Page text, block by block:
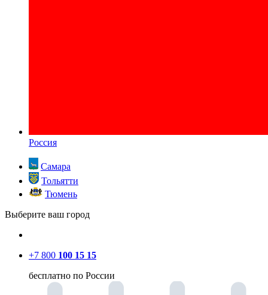
Россия
Самара
Тольятти
Тюмень
Выберите ваш город
+7 800 100 15 15
бесплатно по России